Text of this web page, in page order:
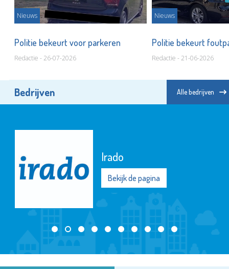
Nieuws
Politie bekeurt voor parkeren
Redactie - 26-07-2026
Nieuws
Politie bekeurt
Redactie - 21-06-2026
Bedrijven Alle bedrijven
Irado
Bekijk de pagina